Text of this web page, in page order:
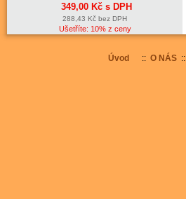
349,00 Kč s DPH
288,43 Kč bez DPH
Ušetříte: 10% z ceny
Úvod :: O NÁS::